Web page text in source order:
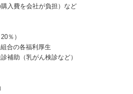
入費を会社が負担）など
％）
合の各福利厚生
補助（乳がん検診など）